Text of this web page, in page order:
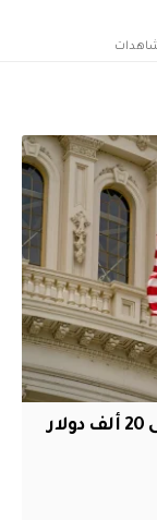
أميركا تقر سندات تأشيرات تصل إلى 20 ألف دولار